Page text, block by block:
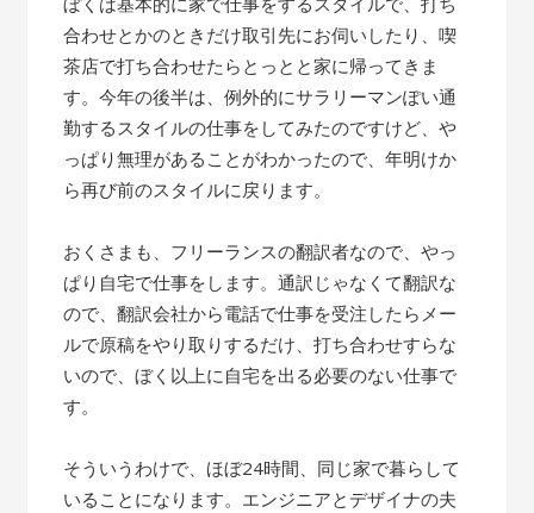
合わせとかのときだけ取引先にお伺いしたり、喫
茶店で打ち合わせたらとっとと家に帰ってきま
す。今年の後半は、例外的にサラリーマンぽい通
勤するスタイルの仕事をしてみたのですけど、や
っぱり無理があることがわかったので、年明けか
ら再び前のスタイルに戻ります。
おくさまも、フリーランスの翻訳者なので、やっ
ぱり自宅で仕事をします。通訳じゃなくて翻訳な
ので、翻訳会社から電話で仕事を受注したらメー
ルで原稿をやり取りするだけ、打ち合わせすらな
いので、ぼく以上に自宅を出る必要のない仕事で
す。
そういうわけで、ほぼ24時間、同じ家で暮らして
いることになります。エンジニアとデザイナの夫